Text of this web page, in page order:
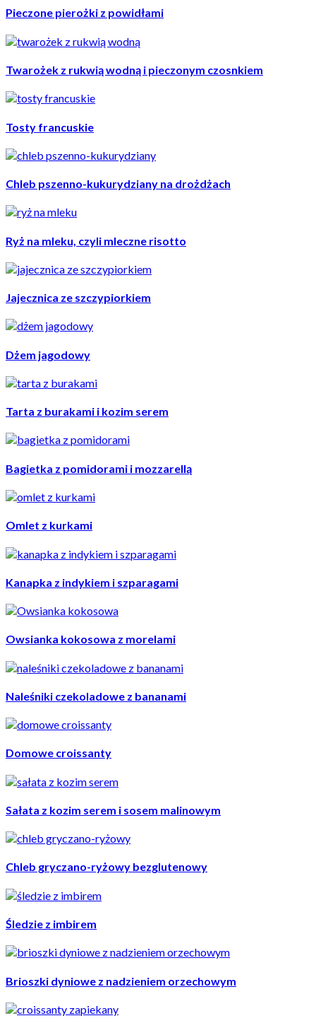
Pieczone pierożki z powidłami
Twarożek z rukwią wodną i pieczonym czosnkiem
Tosty francuskie
Chleb pszenno-kukurydziany na drożdżach
Ryż na mleku, czyli mleczne risotto
Jajecznica ze szczypiorkiem
Dżem jagodowy
Tarta z burakami i kozim serem
Bagietka z pomidorami i mozzarellą
Omlet z kurkami
Kanapka z indykiem i szparagami
Owsianka kokosowa z morelami
Naleśniki czekoladowe z bananami
Domowe croissanty
Sałata z kozim serem i sosem malinowym
Chleb gryczano-ryżowy bezglutenowy
Śledzie z imbirem
Brioszki dyniowe z nadzieniem orzechowym